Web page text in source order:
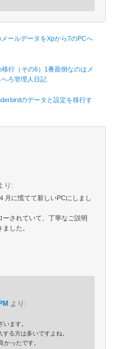
ールデータをXpから7のPCへ
行（その6）1番面倒なのはメ
ろ管理人日記
のデータと設定を移行す
り:
月に慌てて新しいPCにしまし
されていて、丁寧なご説明
した。
より:
ます。
る方は多いですよね。
かったです。